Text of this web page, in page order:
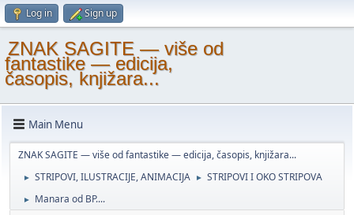
Log in Sign up
ZNAK SAGITE — više od
fantastike — edicija,
časopis, knjižara...
Main Menu
ZNAK SAGITE — više od fantastike — edicija, časopis, knjižara...
► STRIPOVI, ILUSTRACIJE, ANIMACIJA ► STRIPOVI I OKO STRIPOVA
► Manara od BP....